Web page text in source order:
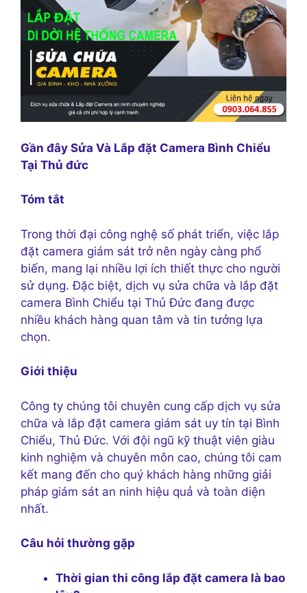
Gần đây Sửa Và Lắp đặt Camera Bình Chiểu
Tại Thủ đức
Tóm tắt
Trong thời đại công nghệ số phát triển, việc lắp
đặt camera giám sát trở nên ngày càng phổ
biến, mang lại nhiều lợi ích thiết thực cho người
sử dụng. Đặc biệt, dịch vụ sửa chữa và lắp đặt
camera Bình Chiểu tại Thủ Đức đang được
nhiều khách hàng quan tâm và tin tưởng lựa
chọn.
Giới thiệu
Công ty chúng tôi chuyên cung cấp dịch vụ sửa
chữa và lắp đặt camera giám sát uy tín tại Bình
Chiểu, Thủ Đức. Với đội ngũ kỹ thuật viên giàu
kinh nghiệm và chuyên môn cao, chúng tôi cam
kết mang đến cho quý khách hàng những giải
pháp giám sát an ninh hiệu quả và toàn diện
nhất.
Câu hỏi thường gặp
Thời gian thi công lắp đặt camera là bao